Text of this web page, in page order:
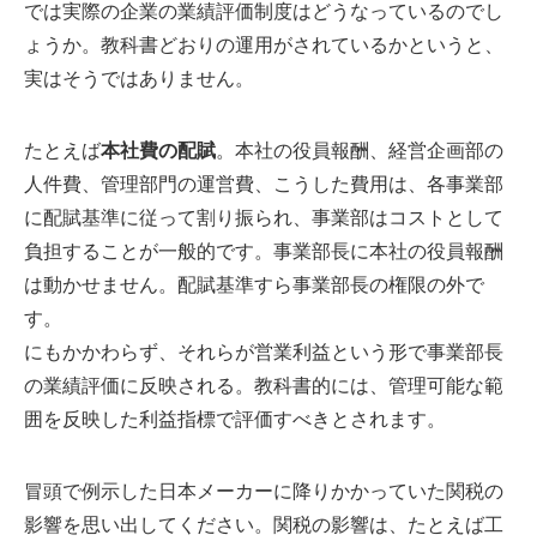
では実際の企業の業績評価制度はどうなっているのでし
ょうか。教科書どおりの運用がされているかというと、
実はそうではありません。
たとえば本社費の配賦。本社の役員報酬、経営企画部の
人件費、管理部門の運営費、こうした費用は、各事業部
に配賦基準に従って割り振られ、事業部はコストとして
負担することが一般的です。事業部長に本社の役員報酬
は動かせません。配賦基準すら事業部長の権限の外で
す。
にもかかわらず、それらが営業利益という形で事業部長
の業績評価に反映される。教科書的には、管理可能な範
囲を反映した利益指標で評価すべきとされます。
冒頭で例示した日本メーカーに降りかかっていた関税の
影響を思い出してください。関税の影響は、たとえば工